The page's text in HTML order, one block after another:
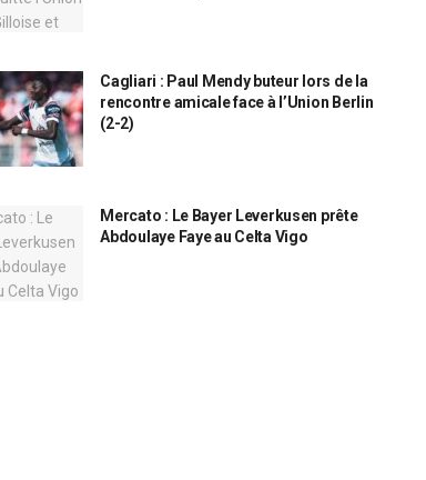
Cagliari : Paul Mendy buteur lors de la
rencontre amicale face à l’Union Berlin
(2-2)
Mercato : Le Bayer Leverkusen prête
Abdoulaye Faye au Celta Vigo